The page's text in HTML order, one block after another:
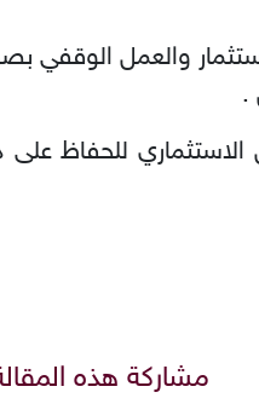
والعمل الوقفي
.
للحفاظ
مشاركة هذه